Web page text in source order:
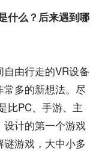
什么？后来遇到哪
由行走的VR设备
多的新想法。尽
比PC、手游、主
计的第一个游戏
游戏，大中小多